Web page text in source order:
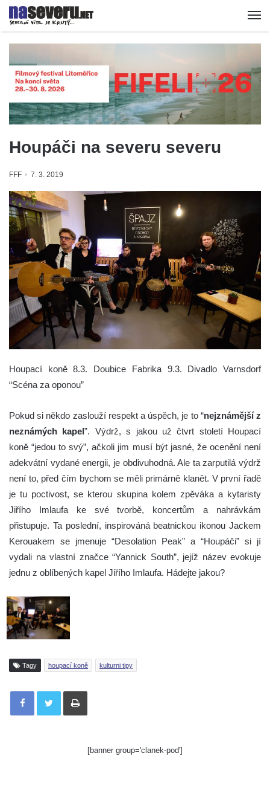
Houpáči na severu severu
FFF 7. 3. 2019
Houpací koně 8.3. Doubice Fabrika 9.3. Divadlo Varnsdorf
“Scéna za oponou”
Pokud si někdo zaslouží respekt a úspěch, je to “nejznámější z
neznámých kapel”. Výdrž, s jakou už čtvrt století Houpací
koně “jedou to svý”, ačkoli jim musí být jasné, že ocenění není
adekvátní vydané energii, je obdivuhodná. Ale ta zarputilá výdrž
není to, před čím bychom se měli primárně klanět. V první řadě
je tu poctivost, se kterou skupina kolem zpěváka a kytaristy
Jiřího Imlaufa ke své tvorbě, koncertům a nahrávkám
přistupuje. Ta poslední, inspirováná beatnickou ikonou Jackem
Kerouakem se jmenuje “Desolation Peak” a “Houpáči” si jí
vydali na vlastní značce “Yannick South”, jejíž název evokuje
jednu z oblíbených kapel Jiřího Imlaufa. Hádejte jakou?
Tagy houpací koně kulturni tipy
Tisknout
[banner group='clanek-pod']